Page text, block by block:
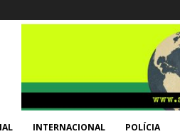
INTERNACIONAL POLÍCIA